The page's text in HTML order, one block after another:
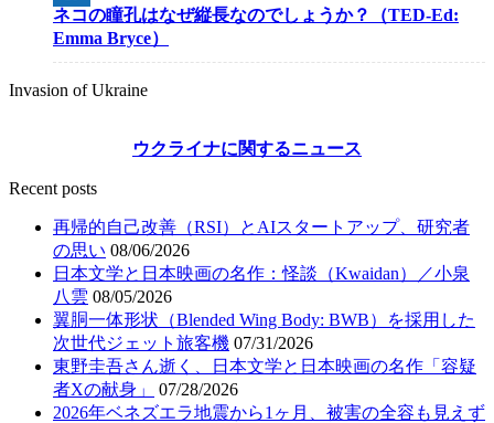
ネコの瞳孔はなぜ縦長なのでしょうか？（TED-Ed:
Emma Bryce）
Invasion of Ukraine
ウクライナに関するニュース
Recent posts
再帰的自己改善（RSI）とAIスタートアップ、研究者
の思い 08/06/2026
日本文学と日本映画の名作：怪談（Kwaidan）／小泉
八雲 08/05/2026
翼胴一体形状（Blended Wing Body: BWB）を採用した
次世代ジェット旅客機 07/31/2026
東野圭吾さん逝く、日本文学と日本映画の名作「容疑
者Xの献身」
07/28/2026
2026年ベネズエラ地震から1ヶ月、被害の全容も見えず